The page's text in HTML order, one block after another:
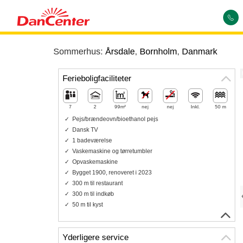
Sommerhus: Årsdale, Bornholm, Danmark
Ferieboligfaciliteter
7 2 99m² nej nej Inkl. 50 m
Pejs/brændeovn/bioethanol pejs
Dansk TV
1 badeværelse
Vaskemaskine og tørretumbler
Opvaskemaskine
Bygget 1900, renoveret i 2023
300 m til restaurant
300 m til indkøb
50 m til kyst
Yderligere service